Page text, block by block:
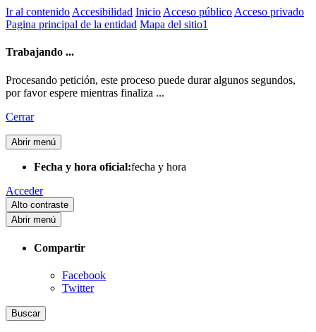
Ir al contenido Accesibilidad Inicio Acceso público Acceso privado
Pagina principal de la entidad Mapa del sitio1
Trabajando ...
Procesando petición, este proceso puede durar algunos segundos,
por favor espere mientras finaliza ...
Cerrar
Abrir menú
Fecha y hora oficial:fecha y hora
Acceder
Alto contraste
Abrir menú
Compartir
Facebook
Twitter
Buscar